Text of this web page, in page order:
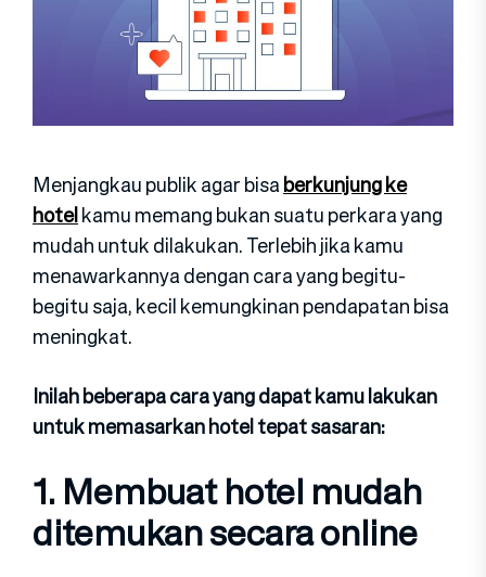
Menjangkau publik agar bisaberkunjung ke
hotelkamu memang bukan suatu perkara yang
mudah untuk dilakukan. Terlebih jika kamu
menawarkannya dengan cara yang begitu-
begitu saja, kecil kemungkinan pendapatan bisa
meningkat.
Inilah beberapa cara yang dapat kamu lakukan
untuk memasarkan hotel tepat sasaran:
1. Membuat hotel mudah
ditemukan secara online